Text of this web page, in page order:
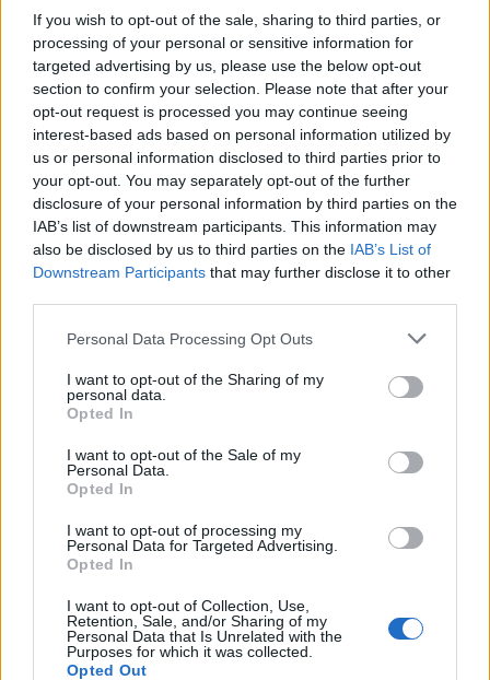
If you wish to opt-out of the sale, sharing to third parties, or
processing of your personal or sensitive information for
targeted advertising by us, please use the below opt-out
section to confirm your selection. Please note that after your
opt-out request is processed you may continue seeing
interest-based ads based on personal information utilized by
us or personal information disclosed to third parties prior to
your opt-out. You may separately opt-out of the further
disclosure of your personal information by third parties on the
IAB’s list of downstream participants. This information may
also be disclosed by us to third parties on the IAB’s List of
Downstream Participants that may further disclose it to other
Please note that this website/app uses one or more Google
not limited to your visit or usage behaviour. You may click to
grant or deny consent to Google and its third-party tags to
use your data for below specified purposes in below Google
consent section.
Personal Data Processing Opt Outs
I want to opt-out of the Sharing of my
personal data.
Opted In
I want to opt-out of the Sale of my
Personal Data.
Opted In
I want to opt-out of processing my
Personal Data for Targeted Advertising.
Opted In
I want to opt-out of Collection, Use,
Retention, Sale, and/or Sharing of my
Personal Data that Is Unrelated with the
Purposes for which it was collected.
Opted Out
Παράλληλα δημιουργείται ψηφιακό μητρώο
διαθηκών, στο οποίο θα καταγράφονται στοιχεία
δημοσιευμένων διαθηκών.
Στόχος είναι:
η ταχύτερη αναζήτηση διαθηκών,
η διευκόλυνση των κληρονόμων,
Ενίσχυση ηλεκτρονικών
κοινοποιήσεων και διασύνδεσης
υπηρεσιών
Οι νέες ρυθμίσεις επεκτείνουν ακόμη περισσότερο
την ηλεκτρονική επικοινωνία μεταξύ:
δικαστικών επιμελητών,